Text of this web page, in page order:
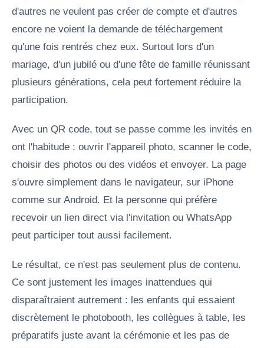
d'autres ne veulent pas créer de compte et d'autres
encore ne voient la demande de téléchargement
qu'une fois rentrés chez eux. Surtout lors d'un
mariage, d'un jubilé ou d'une fête de famille réunissant
plusieurs générations, cela peut fortement réduire la
participation.
Avec un QR code, tout se passe comme les invités en
ont l'habitude : ouvrir l'appareil photo, scanner le code,
choisir des photos ou des vidéos et envoyer. La page
s'ouvre simplement dans le navigateur, sur iPhone
comme sur Android. Et la personne qui préfère
recevoir un lien direct via l'invitation ou WhatsApp
peut participer tout aussi facilement.
Le résultat, ce n'est pas seulement plus de contenu.
Ce sont justement les images inattendues qui
disparaîtraient autrement : les enfants qui essaient
discrètement le photobooth, les collègues à table, les
préparatifs juste avant la cérémonie et les pas de